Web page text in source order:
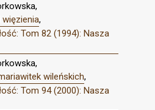
,
Tom 82 (1994): Nasza
wileńskich,
Tom 94 (2000): Nasza